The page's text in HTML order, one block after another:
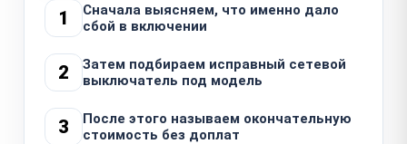
1
Сначала выясняем, что именно дало
сбой в включении
2
Затем подбираем исправный сетевой
выключатель под модель
3
После этого называем окончательную
стоимость без доплат